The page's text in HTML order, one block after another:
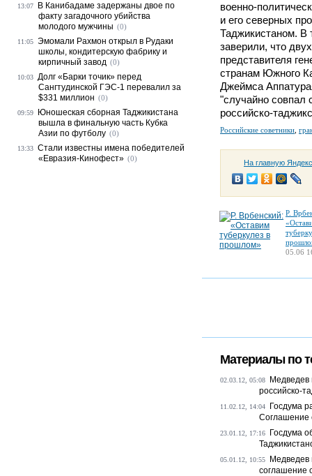
военно-
и его северных
Таджикистаном.
заверили, что
представителя
странам Южного
Джеймса
"случайно совпал
российско-
Российские советники
На главную
Р.
05.06
Материалы по
02.03.12, 05:08
Медведев
российско-
11.02.12, 14:04
Госдума
Соглашение
23.01.12, 17:16
Госдума
05.01.12, 10:55
Медведев
соглашение
13:07
В Канибадаме задержаны двое по
факту загадочного убийства
молодого мужчины (0)
11:05 Эмомали Рахмон открыл в Рудаки
школы, кондитерскую фабрику и
кирпичный завод (0)
10:03 Долг «Барки точик» перед
Сангтудинской ГЭС-1 перевалил за
$331 миллион (0)
09:59
Юношеская сборная Таджикистана
вышла в финальную часть Кубка
Азии по футболу (0)
13:33 Стали известны имена победителей
«Евразия-Кинофест» (0)